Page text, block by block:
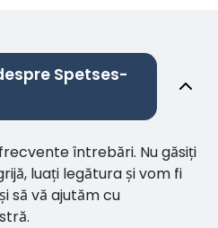
Spetses-
întrebări. Nu găsiți
luați legătura și vom fi
să vă ajutăm cu